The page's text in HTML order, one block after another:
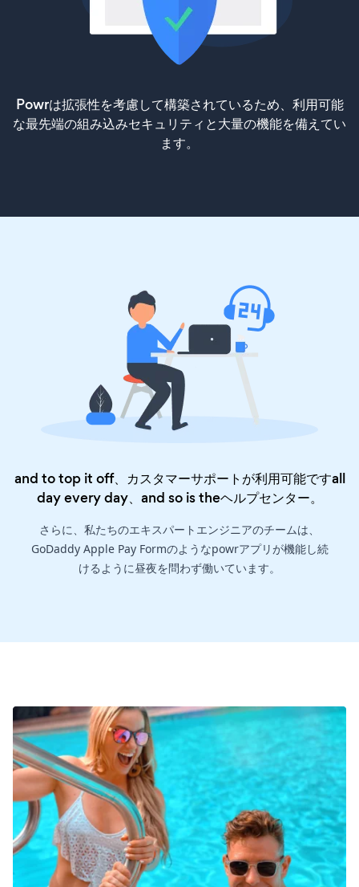
Powrは拡張性を考慮して構築されているため、利用可能
な最先端の組み込みセキュリティと大量の機能を備えてい
ます。
and to top it off、カスタマーサポートが利用可能ですall
day every day、and so is theヘルプセンター。
さらに、私たちのエキスパートエンジニアのチームは、
GoDaddy Apple Pay Formのようなpowrアプリが機能し続
けるように昼夜を問わず働いています。